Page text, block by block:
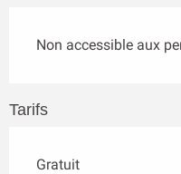
Non accessible aux
Tarifs
Gratuit